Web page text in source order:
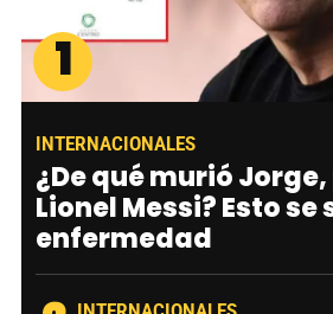
1
INTERNACIONALES
¿De qué murió
Lionel Messi? Esto se
enfermedad